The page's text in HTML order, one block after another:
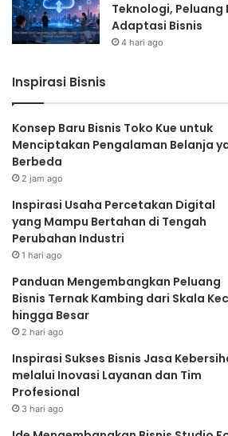
Teknologi,
Adaptasi Bisnis
4 hari ago
Inspirasi Bisnis
Konsep Baru Bisnis Toko Kue untuk
Menciptakan Pengalaman Belanja
Berbeda
2 jam ago
Inspirasi Usaha Percetakan Digital
yang Mampu Bertahan di Tengah
Perubahan Industri
1 hari ago
Panduan Mengembangkan Peluang
Bisnis Ternak Kambing dari Skala
hingga Besar
2 hari ago
Inspirasi Sukses Bisnis Jasa
melalui Inovasi Layanan dan Tim
Profesional
3 hari ago